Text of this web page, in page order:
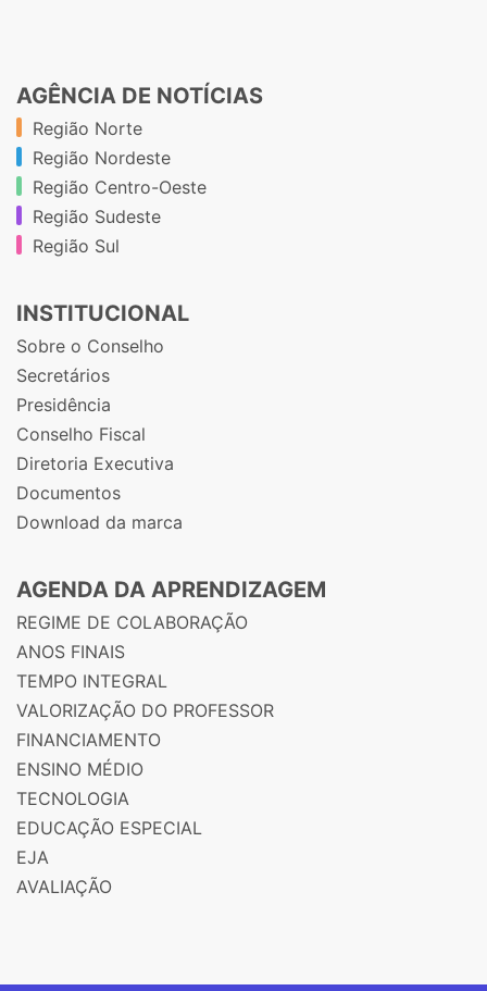
AGÊNCIA DE NOTÍCIAS
Região Norte
Região Nordeste
Região Centro-Oeste
Região Sudeste
Região Sul
INSTITUCIONAL
Sobre o Conselho
Secretários
Presidência
Conselho Fiscal
Diretoria Executiva
Documentos
Download da marca
AGENDA DA APRENDIZAGEM
REGIME DE COLABORAÇÃO
ANOS FINAIS
TEMPO INTEGRAL
VALORIZAÇÃO DO PROFESSOR
FINANCIAMENTO
ENSINO MÉDIO
TECNOLOGIA
EDUCAÇÃO ESPECIAL
EJA
AVALIAÇÃO